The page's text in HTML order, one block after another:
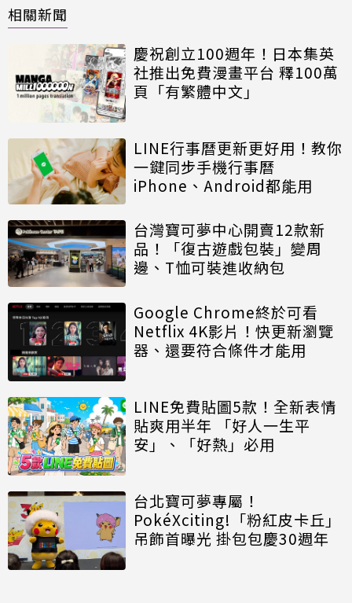
相關新聞
慶祝創立100週年！日本集英
社推出免費漫畫平台 釋100萬
頁「有繁體中文」
LINE行事曆更新更好用！教你
一鍵同步手機行事曆
iPhone、Android都能用
台灣寶可夢中心開賣12款新
品！「復古遊戲包裝」變周
邊、T恤可裝進收納包
Google Chrome終於可看
Netflix 4K影片！快更新瀏覽
器、還要符合條件才能用
LINE免費貼圖5款！全新表情
貼爽用半年 「好人一生平
安」、「好熱」必用
台北寶可夢專屬！
PokéXciting!「粉紅皮卡丘」
吊飾首曝光 掛包包慶30週年